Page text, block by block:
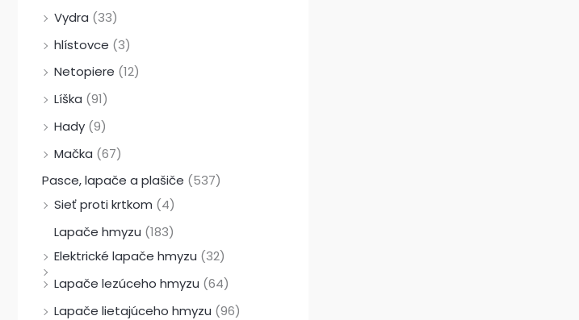
Vydra (33)
hlístovce (3)
Netopiere (12)
Líška (91)
Hady (9)
Mačka (67)
Pasce, lapače a plašiče (537)
Sieť proti krtkom (4)
Lapače hmyzu (183)
Elektrické lapače hmyzu (32)
Lapače lezúceho hmyzu (64)
Lapače lietajúceho hmyzu (96)